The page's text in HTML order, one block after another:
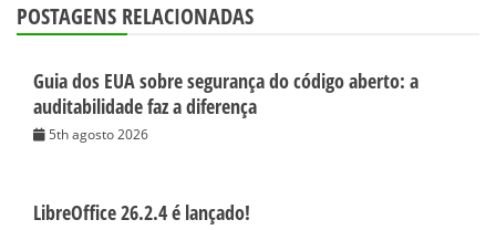
POSTAGENS RELACIONADAS
Guia dos EUA sobre segurança do código aberto: a
auditabilidade faz a diferença
5th agosto 2026
LibreOffice 26.2.4 é lançado!